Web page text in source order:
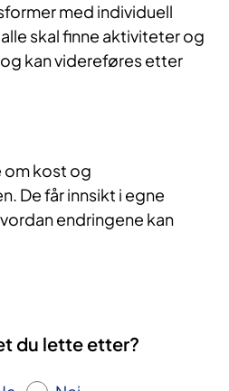
med individuell
skal finne aktiviteter og
kan videreføres etter
kost og
De får innsikt i egne
endringene kan
du lette etter?